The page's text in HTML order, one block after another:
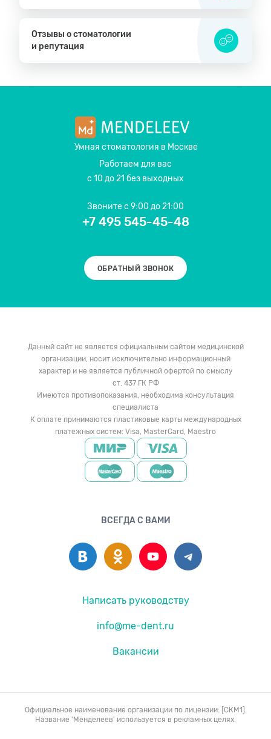
Отзывы о стоматологии
и репутация
Умная стоматология в Москве
Работаем для вас
с 10 до 21 без выходных
Звонитес 9:00 до 21:00
+7 495 545-45-48
ОБРАТНЫЙ ЗВОНОК
Данный сайт не является официальным сайтом медицинской
организации, носит исключительно информационный
характер и не является публичной офертой по смыслу
ст. 437 ГК РФ
Имеются противопоказания, необходима консультация
специалиста
К оплате принимаются пластиковые карты международных
платежных систем: Visa, MasterCard, Maestro
ВСЕГДА С ВАМИ
Написать руководству
info@me-dent.ru
Вакансии
Официальное наименование организации по лицензии: [СКМ1].
Название 'Менделеев' используется в рекламных целях.